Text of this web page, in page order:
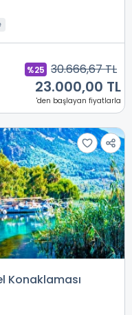
%25 30.666,67 TL
23.000,00 TL
'den başlayan fiyatlarla
Konaklaması